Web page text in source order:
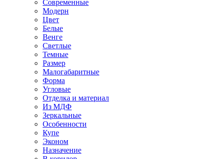
Современные
Модерн
Цвет
Белые
Венге
Светлые
Темные
Размер
Малогабаритные
Форма
Угловые
Отделка и материал
Из МДФ
Зеркальные
Особенности
Купе
Эконом
Назначение